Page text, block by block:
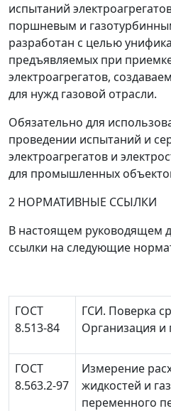
испытаний
поршневым и
разработан с целью
предъявляемых при
электроагрегатов,
для нужд газовой отрасли.
Обязательно для
проведении испытаний и
электроагрегатов и
для промышленных
2 НОРМАТИВНЫЕ ССЫЛКИ
В настоящем руководящем
ссылки на следующие
ГОСТ
8.513-84
ГСИ. Поверка
Организация и
ГОСТ
8.563.2-97
Измерение
жидкостей и
переменного